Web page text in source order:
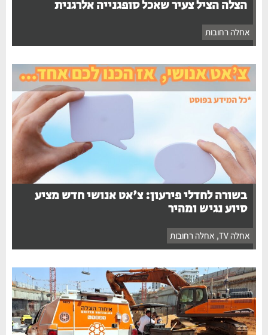
הצלה הציל צעיר שאכל סופגנייה אלרגנית
אחלה רחובות
בשורה לחדלי פירעון: צ'אט אנושי חדש מציע
סיוע נגיש ומהיר
אחלה TV ,אחלה רחובות